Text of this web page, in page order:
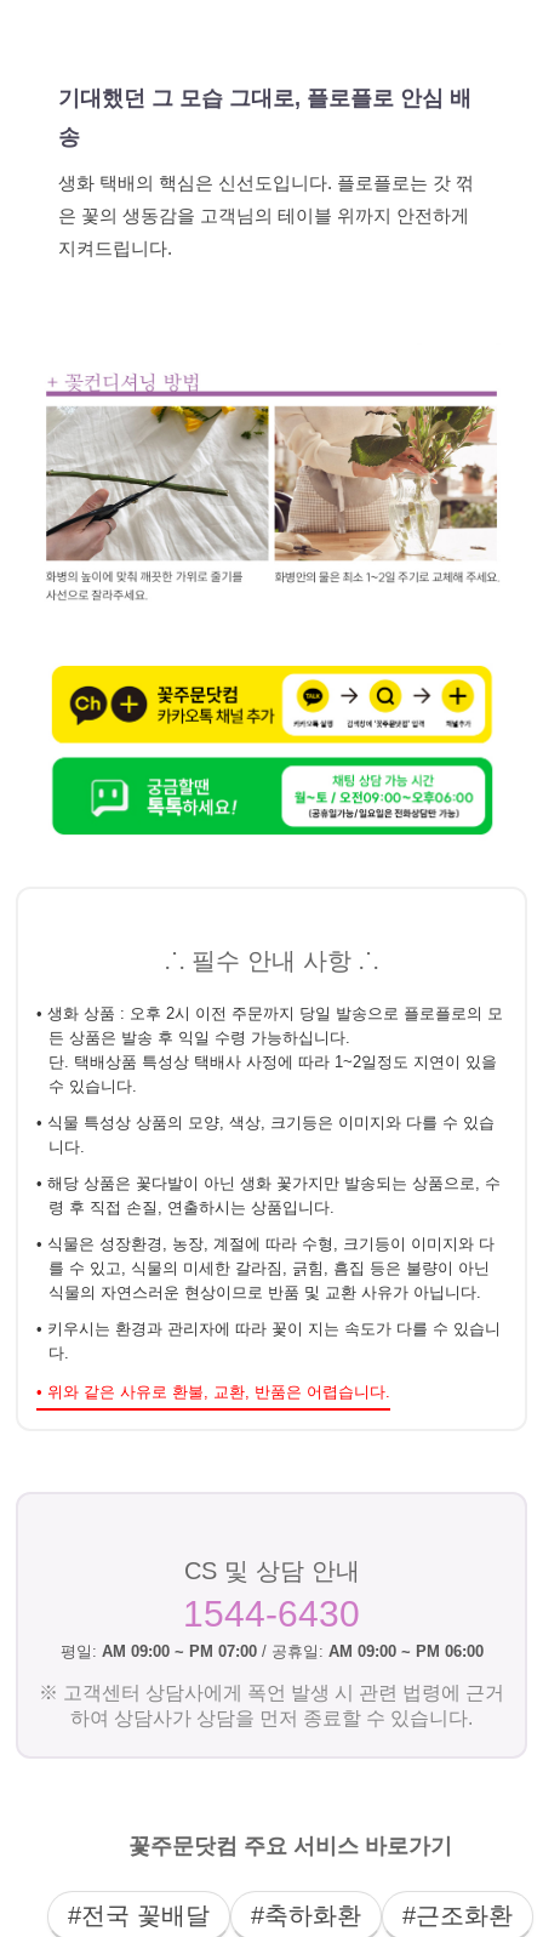
기대했던 그 모습 그대로, 플로플로 안심 배
송
생화 택배의 핵심은 신선도입니다. 플로플로는 갓 꺾
은 꽃의 생동감을 고객님의 테이블 위까지 안전하게
지켜드립니다.
⸫ 필수 안내 사항 ⸫
• 생화 상품 : 오후 2시 이전 주문까지 당일 발송으로 플로플로의 모
든 상품은 발송 후 익일 수령 가능하십니다.
단. 택배상품 특성상 택배사 사정에 따라 1~2일정도 지연이 있을
수 있습니다.
• 식물 특성상 상품의 모양, 색상, 크기등은 이미지와 다를 수 있습
니다.
• 해당 상품은 꽃다발이 아닌 생화 꽃가지만 발송되는 상품으로, 수
령 후 직접 손질, 연출하시는 상품입니다.
• 식물은 성장환경, 농장, 계절에 따라 수형, 크기등이 이미지와 다
를 수 있고, 식물의 미세한 갈라짐, 긁힘, 흠집 등은 불량이 아닌
식물의 자연스러운 현상이므로 반품 및 교환 사유가 아닙니다.
• 키우시는 환경과 관리자에 따라 꽃이 지는 속도가 다를 수 있습니
다.
• 위와 같은 사유로 환불, 교환, 반품은 어렵습니다.
CS 및 상담 안내
1544-6430
평일: AM 09:00 ~ PM 07:00 / 공휴일: AM 09:00 ~ PM 06:00
※ 고객센터 상담사에게 폭언 발생 시 관련 법령에 근거
하여 상담사가 상담을 먼저 종료할 수 있습니다.
꽃주문닷컴 주요 서비스 바로가기
#전국 꽃배달 #축하화환 #근조화환